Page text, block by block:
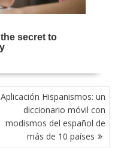
Aplicación Hispanismos: un
diccionario móvil con
modismos del español de
más de 10 países